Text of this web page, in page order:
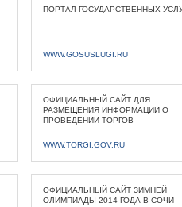
ПОРТАЛ ГОСУДАРСТВЕННЫХ
WWW.GOSUSLUGI.RU
ОФИЦИАЛЬНЫЙ САЙТ ДЛЯ
РАЗМЕЩЕНИЯ ИНФОРМАЦИИ О
ПРОВЕДЕНИИ ТОРГОВ
WWW.TORGI.GOV.RU
ОФИЦИАЛЬНЫЙ САЙТ ЗИМНЕЙ
ОЛИМПИАДЫ 2014 ГОДА В СОЧИ